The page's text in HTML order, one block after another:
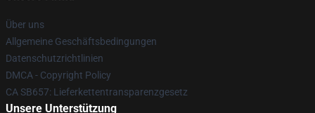
Über uns
Allgemeine Geschäftsbedingungen
Datenschutzrichtlinien
DMCA - Copyright Policy
CA SB657: Lieferkettentransparenzgesetz
Unsere Unterstützung